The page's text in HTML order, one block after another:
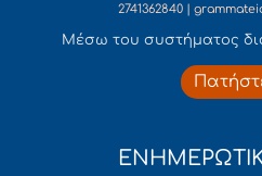
2741362840 |
Mέσω του συστήματος